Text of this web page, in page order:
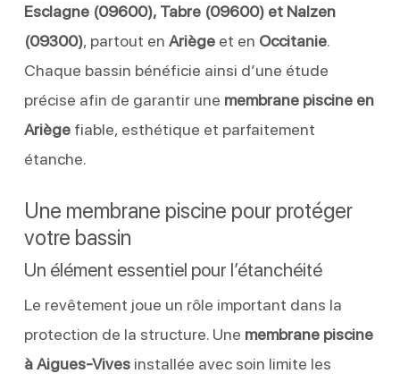
Esclagne (09600), Tabre (09600) et Nalzen
(09300), partout en Ariègeet en Occitanie.
Chaque bassin bénéficie ainsi d’une étude
précise afin de garantir une membrane piscine en
Ariègefiable, esthétique et parfaitement
étanche.
Une membrane piscine pour protéger
votre bassin
Un élément essentiel pour l’étanchéité
Le revêtement joue un rôle important dans la
protection de la structure. Une membrane piscine
à Aigues-Vivesinstallée avec soin limite les